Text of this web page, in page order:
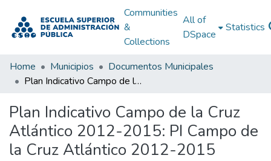
Communities
&
Collections
All of
DSpace
Statistics
Home Municipios
Documentos Municipales
Plan Indicativo Campo de la Cruz Atlántico 2012-2015: PI Campo de la Cruz Atlántico 2012-2015
Plan Indicativo Campo de la Cruz
Atlántico 2012-2015: PI Campo de
la Cruz Atlántico 2012-2015